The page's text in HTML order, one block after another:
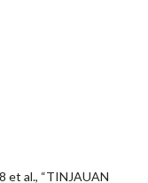
et al., “TINJAUAN